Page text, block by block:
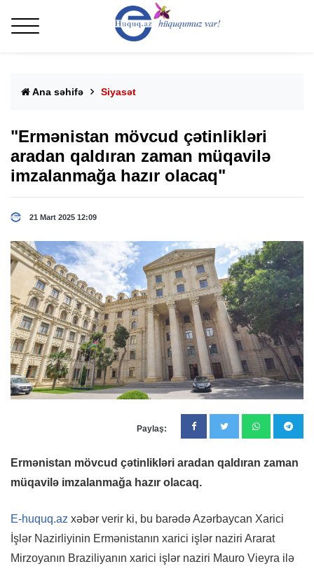
Ana səhifə Siyasət
"Ermənistan mövcud çətinlikləri
aradan qaldıran zaman müqavilə
imzalanmağa hazır olacaq"
21 Mart 2025 12:09
Paylaş:
Ermənistan mövcud çətinlikləri aradan qaldıran zaman
müqavilə imzalanmağa hazır olacaq.
E-huquq.az xəbər verir ki, bu barədə Azərbaycan Xarici
İşlər Nazirliyinin Ermənistanın xarici işlər naziri Ararat
Mirzoyanın Braziliyanın xarici işlər naziri Mauro Vieyra ilə